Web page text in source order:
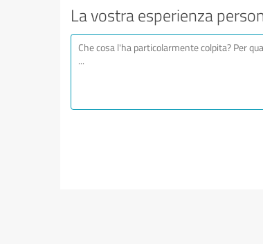
La vostra esperienza